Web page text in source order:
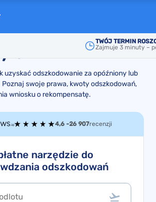
TWÓJ TERMIN
Zajmuje 3 minuty –
uzyskać zwrot lub
za opóźniony,
uzyskać odszkodowanie za opóźniony lub
Poznaj swoje prawa, kwoty odszkodowań,
wniosku o rekompensatę.
4,6 -26 907recenzji
narzędzie do
odszkodowań